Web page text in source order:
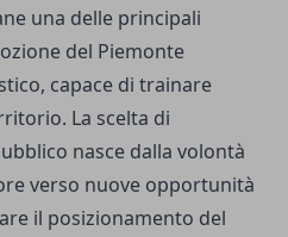
una delle principali
del Piemonte
capace di trainare
La scelta di
nasce dalla volontà
verso nuove opportunità
il posizionamento del